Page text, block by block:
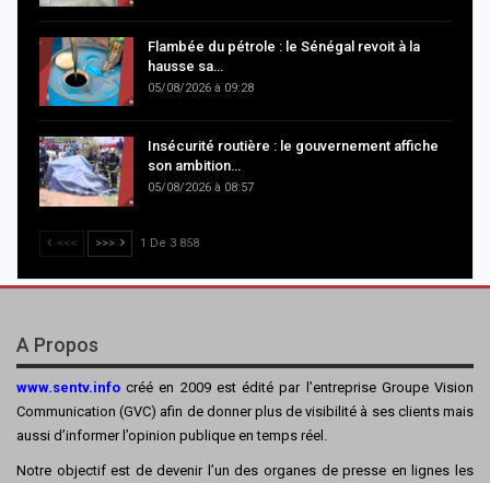
Flambée du pétrole : le Sénégal revoit à la
hausse sa…
05/08/2026 à 09:28
Insécurité routière : le gouvernement affiche
son ambition…
05/08/2026 à 08:57
<<< >>> 1 De 3 858
A Propos
www.sentv.info créé en 2009 est édité par l’entreprise Groupe Vision
Communication (GVC) afin de donner plus de visibilité à ses clients mais
aussi d’informer l’opinion publique en temps réel.
Notre objectif est de devenir l’un des organes de presse en lignes les